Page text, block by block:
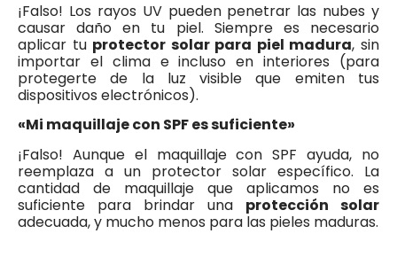
¡Falso! Los rayos UV pueden penetrar las nubes y
causar daño en tu piel. Siempre es necesario
aplicar tu protector solar para piel madura, sin
importar el clima e incluso en interiores (para
protegerte de la luz visible que emiten tus
dispositivos electrónicos).
«Mi maquillaje con SPF es suficiente»
¡Falso! Aunque el maquillaje con SPF ayuda, no
reemplaza a un protector solar específico. La
cantidad de maquillaje que aplicamos no es
suficiente para brindar una protección solar
adecuada, y mucho menos para las pieles maduras.